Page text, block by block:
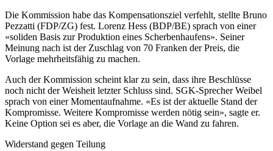
Die Kommission habe das Kompensationsziel verfehlt, stellte Bruno
Pezzatti (FDP/ZG) fest. Lorenz Hess (BDP/BE) sprach von einer
«soliden Basis zur Produktion eines Scherbenhaufens». Seiner
Meinung nach ist der Zuschlag von 70 Franken der Preis, die
Vorlage mehrheitsfähig zu machen.
Auch der Kommission scheint klar zu sein, dass ihre Beschlüsse
noch nicht der Weisheit letzter Schluss sind. SGK-Sprecher Weibel
sprach von einer Momentaufnahme. «Es ist der aktuelle Stand der
Kompromisse. Weitere Kompromisse werden nötig sein», sagte er.
Keine Option sei es aber, die Vorlage an die Wand zu fahren.
Widerstand gegen Teilung